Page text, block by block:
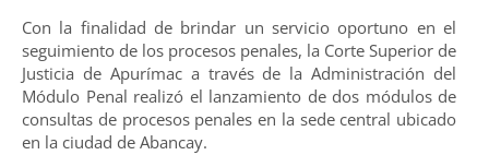
Con la finalidad de brindar un servicio oportuno en el
seguimiento de los procesos penales, la Corte Superior de
Justicia de Apurímac a través de la Administración del
Módulo Penal realizó el lanzamiento de dos módulos de
consultas de procesos penales en la sede central ubicado
en la ciudad de Abancay.